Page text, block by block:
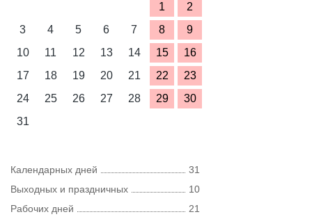
1
2
3
4 5 6 7 8
9
10
11 12 13 14 15
16
17
18 19 20 21 22
23
24
25 26 27 28 29
30
31
Календарных дней
31
Выходных и праздничных
10
Рабочих дней
21